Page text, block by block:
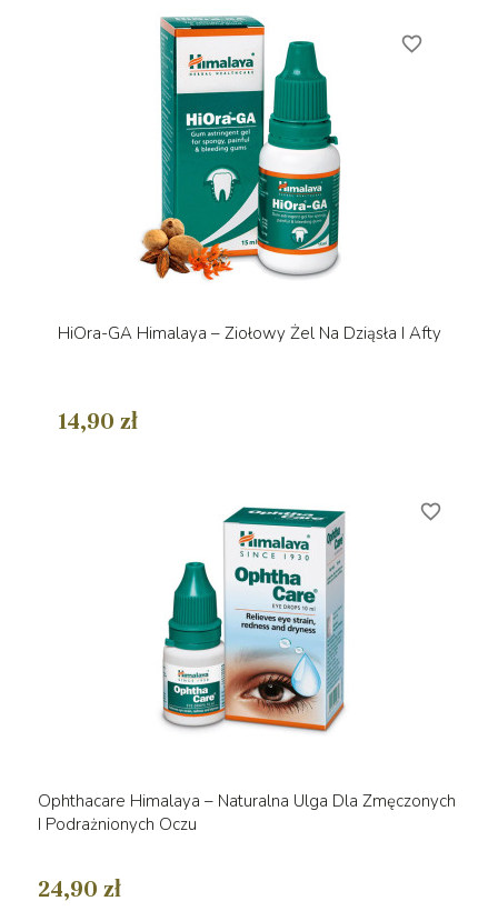
HiOra-GA Himalaya – Ziołowy Żel Na Dziąsła I Afty
14,90 zł
favorite_border
Ophthacare Himalaya – Naturalna Ulga Dla Zmęczonych
I Podrażnionych Oczu
24,90 zł
favorite_border